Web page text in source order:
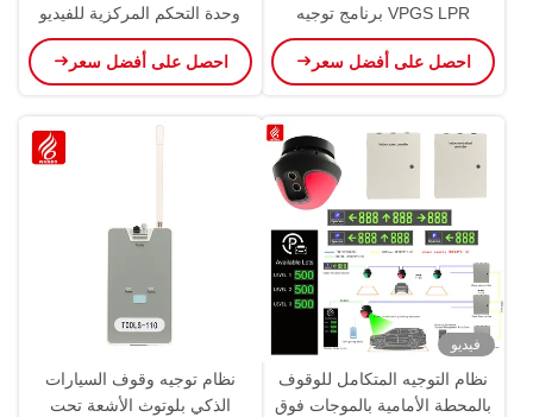
VPGS LPR برنامج توجيه
مراقب مركزي فيديو
احصل على أفضل سعر
وحدة التحكم المركزية للفيديو
احصل على أفضل سعر
فيديو
نظام التوجيه المتكامل للوقوف
بالمحطة الأمامية بالموجات فوق
نظام توجيه وقوف السيارات
الذكي بلوتوث الأشعة تحت